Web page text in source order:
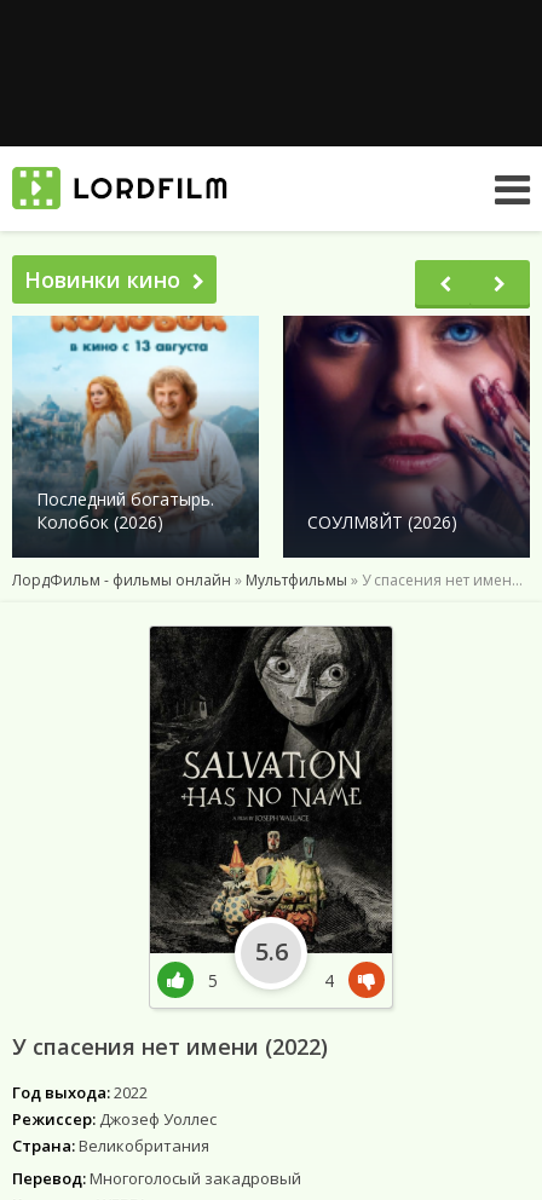
Новинки кино
Последний богатырь.
Колобок (2026)
СОУЛМ8ЙТ (2026)
ЛордФильм - фильмы онлайн » Мультфильмы » У спасения нет имени (2022)
У спасения нет имени (2022)
Год выхода:2022
Режиссер: Джозеф Уоллес
Страна:Великобритания
Перевод:Многоголосый закадровый
5
5.6
4